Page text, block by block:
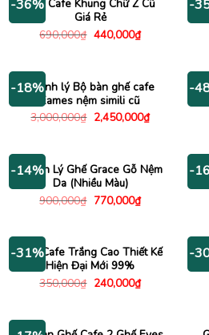
-36%
Ghế Cafe Khung Chữ Z Cũ
Giá Rẻ
690,000₫ Giá
440,000₫Giá
hiện
440,000₫.
-
-18%
Thanh lý Bộ bàn ghế cafe
Eames nệm simili cũ
3,000,000₫ Giá
gốc
2,450,000₫Giá
hiện
2,450,000₫.
-
-14%
Thanh Lý Ghế Grace Gỗ Nệm
Da (Nhiều Màu)
900,000₫ Giá
770,000₫Giá
hiện
770,000₫.
-
-31%
Ghế Cafe Trắng Cao Thiết Kế
Hiện Đại Mới 99%
350,000₫ Giá
240,000₫Giá
hiện
-